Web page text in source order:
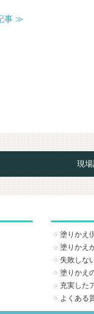
事 ≫
現
塗りかえ
塗りかえ
失敗しな
塗りかえ
充実した
よくある